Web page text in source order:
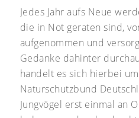
Jedes Jahr aufs Neue
die in Not geraten sind,
aufgenommen und
Gedanke dahinter
handelt es sich hierbei
Naturschutzbund
Jungvögel erst einmal an